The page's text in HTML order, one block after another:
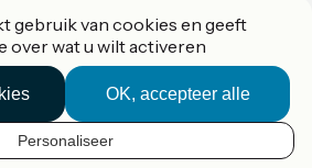
gebruik van cookies en geeft
over wat u wilt activeren
OK, accepteer alle
Personaliseer